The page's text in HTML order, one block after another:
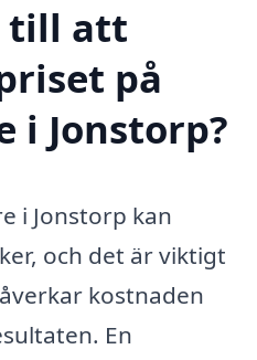
till att
på
i Jonstorp?
i Jonstorp kan
och det är viktigt
kostnaden
En